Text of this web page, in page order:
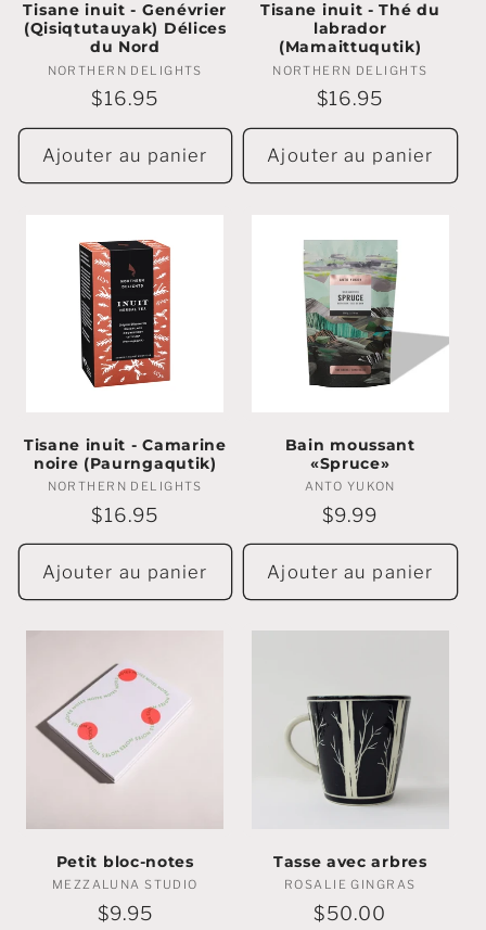
Tisane inuit - Genévrier
(Qisiqtutauyak) Délices
du Nord
Marchands
:
NORTHERN DELIGHTS
Prix
régulier
$16.95
Ajouter au panier
Tisane inuit - Thé du
labrador
(Mamaittuqutik)
Marchands
:
NORTHERN DELIGHTS
Prix
régulier
$16.95
Ajouter au panier
Tisane inuit - Camarine
noire (Paurngaqutik)
Marchands
:
NORTHERN DELIGHTS
Prix
régulier
$16.95
Ajouter au panier
Bain moussant
«Spruce»
Marchands
:
ANTO YUKON
Prix
régulier
$9.99
Ajouter au panier
Petit bloc-notes
Marchands
MEZZALUNA STUDIO
Prix
$9.95
Tasse avec arbres
Marchands
:
ROSALIE GINGRAS
Prix
$50.00